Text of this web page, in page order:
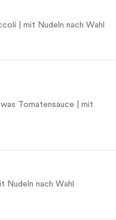
| mit Nudeln nach Wahl
Tomatensauce | mit
Nudeln nach Wahl